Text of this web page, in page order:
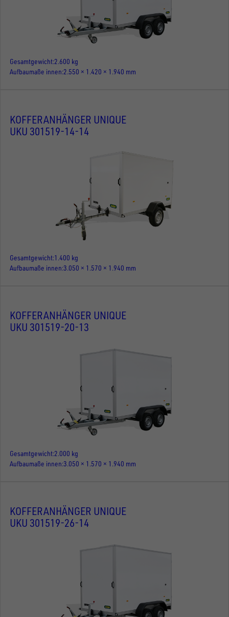
Gesamtgewicht2.600 kg
Aufbaumaße innen 2.550 × 1.420 × 1.940 mm
KOFFERANHÄNGER UNIQUE
UKU 301519-14-14
Gesamtgewicht 1.400 kg
Aufbaumaße innen 3.050 × 1.570 × 1.940 mm
KOFFERANHÄNGER UNIQUE
UKU 301519-20-13
Gesamtgewicht 2.000 kg
Aufbaumaße innen 3.050 × 1.570 × 1.940 mm
KOFFERANHÄNGER UNIQUE
UKU 301519-26-14